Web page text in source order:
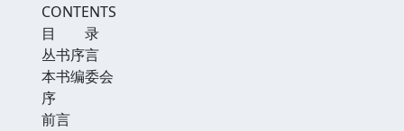
CONTENTS
目 录
丛书序言
本书编委会
序
前言